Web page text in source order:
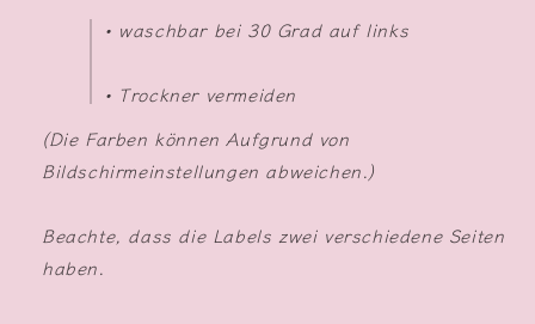
• waschbar bei 30 Grad auf links
• Trockner vermeiden
(Die Farben können Aufgrund von
Bildschirmeinstellungen abweichen.)
Beachte, dass die Labels zwei verschiedene Seiten
haben.